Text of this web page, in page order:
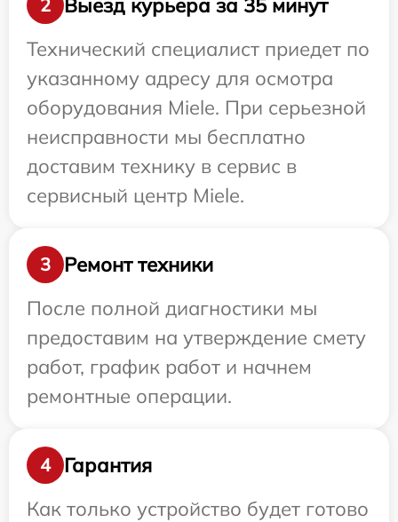
2
Технический специалист приедет по
указанному адресу для осмотра
оборудования Miele. При серьезной
неисправности мы бесплатно
доставим технику в сервис в
сервисный центр Miele.
3
Ремонт техники
После полной диагностики мы
предоставим на утверждение смету
работ, график работ и начнем
ремонтные операции.
4
Гарантия
Как только устройство будет готово